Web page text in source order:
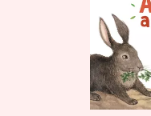
Tales and classics in